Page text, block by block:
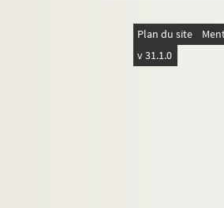
Plan du site
v 31.1.0